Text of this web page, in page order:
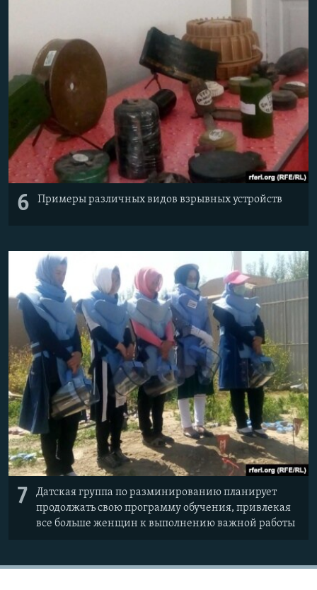
6 Примеры различных видов взрывных устройств
7
Датская группа по разминированию планирует
продолжать свою программу обучения, привлекая
все больше женщин к выполнению важной работы